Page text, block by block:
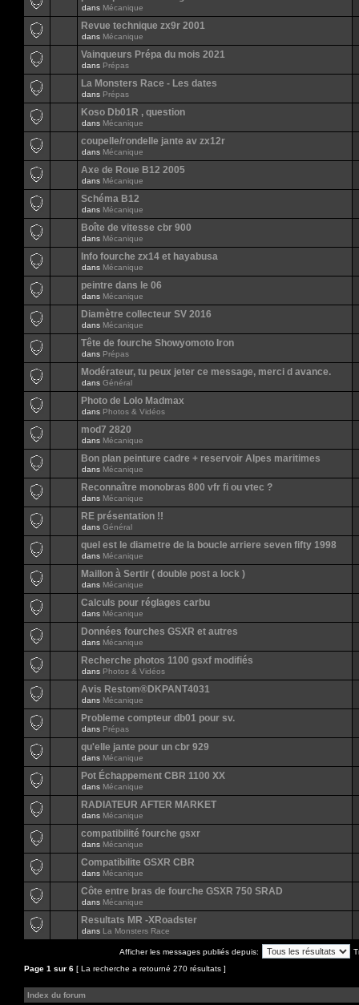
dans Mécanique
Revue technique zx9r 2001
dans Mécanique
Vainqueurs Prépa du mois 2021
dans Prépas
La Monsters Race - Les dates
dans Prépas
Koso Db01R , question
dans Mécanique
coupelle/rondelle jante av zx12r
dans Mécanique
Axe de Roue B12 2005
dans Mécanique
Schéma B12
dans Mécanique
Boîte de vitesse cbr 900
dans Mécanique
Info fourche zx14 et hayabusa
dans Mécanique
peintre dans le 06
dans Mécanique
Diamètre collecteur SV 2016
dans Mécanique
Tête de fourche Showyomoto Iron
dans Prépas
Modérateur, tu peux jeter ce message, merci d avance.
dans Général
Photo de Lolo Madmax
dans Photos & Vidéos
mod7 2820
dans Mécanique
Bon plan peinture cadre + reservoir Alpes maritimes
dans Mécanique
Reconnaître monobras 800 vfr fi ou vtec ?
dans Mécanique
RE présentation !!
dans Général
quel est le diametre de la boucle arriere seven fifty 1998
dans Mécanique
Maillon à Sertir ( double post a lock )
dans Mécanique
Calculs pour réglages carbu
dans Mécanique
Données fourches GSXR et autres
dans Mécanique
Recherche photos 1100 gsxf modifiés
dans Photos & Vidéos
Avis Restom®DKPANT4031
dans Mécanique
Probleme compteur db01 pour sv.
dans Prépas
qu'elle jante pour un cbr 929
dans Mécanique
Pot Échappement CBR 1100 XX
dans Mécanique
RADIATEUR AFTER MARKET
dans Mécanique
compatibilité fourche gsxr
dans Mécanique
Compatibilite GSXR CBR
dans Mécanique
Côte entre bras de fourche GSXR 750 SRAD
dans Mécanique
Resultats MR -XRoadster
dans La Monsters Race
Afficher les messages publiés depuis:
Page 1 sur 6 [ La recherche a retourné 270 résultats ]
Index du forum